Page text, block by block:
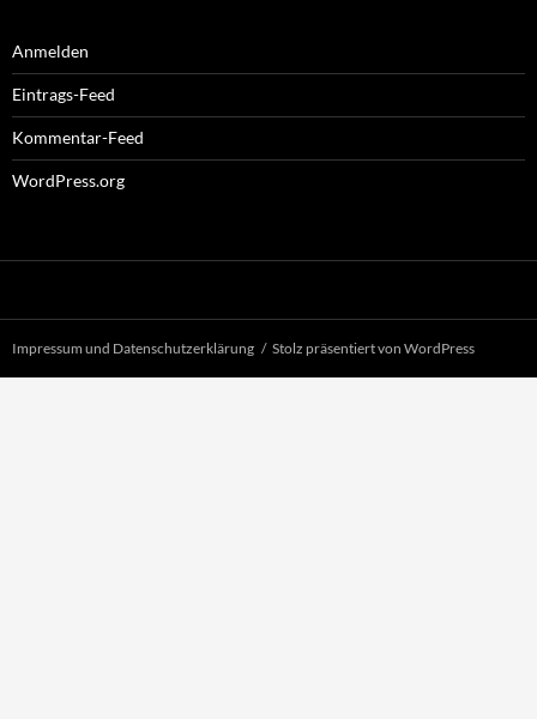
Anmelden
Eintrags-Feed
Kommentar-Feed
WordPress.org
Impressum und Datenschutzerklärung Stolz präsentiert von WordPress